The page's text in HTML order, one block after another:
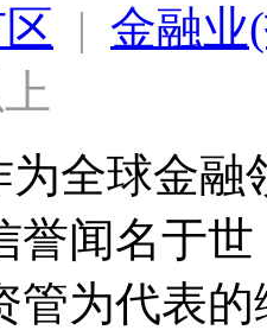
| 金融业
全球金融
誉闻名于
管为代表